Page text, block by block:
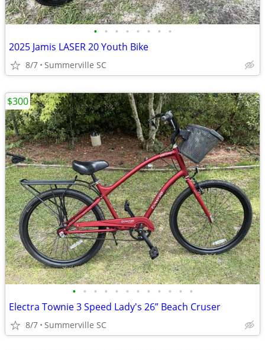
• • • • • • • •
2025 Jamis LASER 20 Youth Bike
8/7 Summerville SC
• • • • • • • • • • • •
Electra Townie 3 Speed Lady's 26” Beach Cruser
8/7 Summerville SC
$300